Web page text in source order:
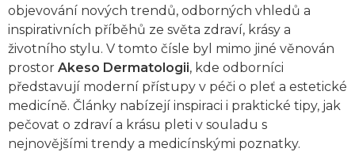
objevování nových trendů, odborných vhledů a
inspirativních příběhů ze světa zdraví, krásy a
životního stylu. V tomto čísle byl mimo jiné věnován
prostor Akeso Dermatologii, kde odborníci
představují moderní přístupy v péči o pleť a estetické
medicíně. Články nabízejí inspiraci i praktické tipy, jak
pečovat o zdraví a krásu pleti v souladu s
nejnovějšími trendy a medicínskými poznatky.